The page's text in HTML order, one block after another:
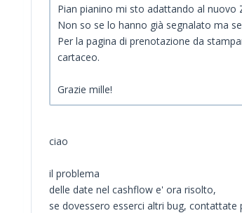
Pian pianino mi sto adattando al nuovo
Non so se lo hanno già segnalato ma
Per la pagina di prenotazione da
cartaceo.
Grazie mille!
ciao
il problema
delle date nel cashflow e' ora risolto,
se dovessero esserci altri bug, contattate